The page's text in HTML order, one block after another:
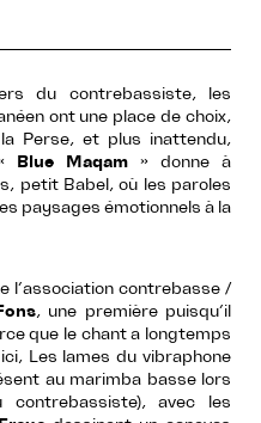
du contrebassiste, les
ont une place de choix,
Perse, et plus inattendu,
Blue Maqam » donne à
petit Babel, où les paroles
paysages émotionnels à la
l’association contrebasse /
, une première puisqu’il
que le chant a longtemps
Les lames du vibraphone
au marimba basse lors
contrebassiste), avec les